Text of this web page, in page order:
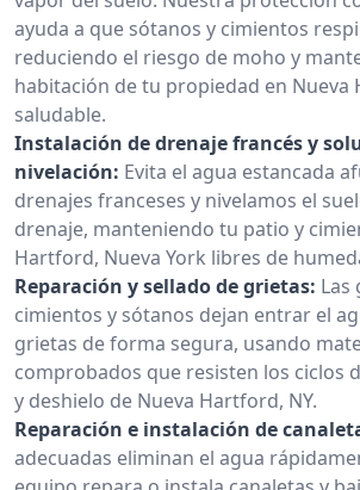
ayuda a que sótanos y cimientos
reduciendo el riesgo de moho y
habitación de tu propiedad en Nueva
saludable.
Instalación de drenaje francés y
nivelación: Evita el agua estancada
drenajes franceses y nivelamos el
drenaje, manteniendo tu patio y
Hartford, Nueva York libres de
Reparación y sellado de grietas: Las
cimientos y sótanos dejan entrar el
grietas de forma segura, usando
comprobados que resisten los ciclos
y deshielo de Nueva Hartford, NY.
Reparación e instalación de
adecuadas eliminan el agua